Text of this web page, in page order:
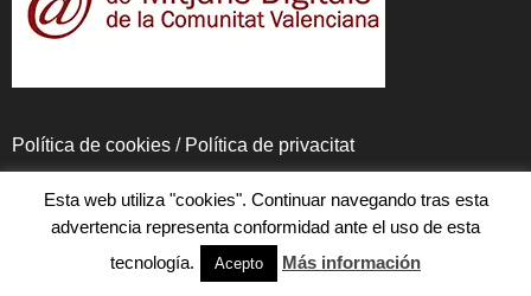
Política de cookies / Política de privacitat
Especial Fira d’Agost de Xàtiva 2026
Esta web utiliza "cookies". Continuar navegando tras esta
advertencia representa conformidad ante el uso de esta
tecnología.
Acepto Más información